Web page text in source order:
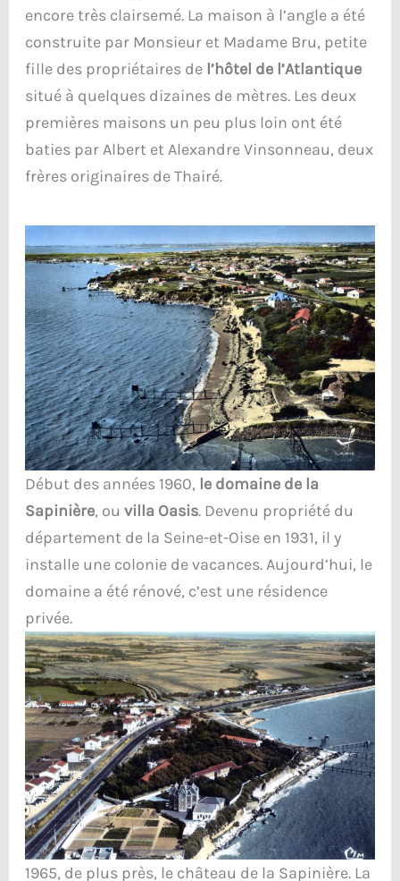
encore très clairsemé. La maison à l’angle a été
construite par Monsieur et Madame Bru, petite
fille des propriétaires de l’hôtel de l’Atlantique
situé à quelques dizaines de mètres. Les deux
premières maisons un peu plus loin ont été
baties par Albert et Alexandre Vinsonneau, deux
frères originaires de Thairé.
Début des années 1960, le domaine de la
Sapinière, ou villa Oasis. Devenu propriété du
département de la Seine-et-Oise en 1931, il y
installe une colonie de vacances. Aujourd’hui, le
domaine a été rénové, c’est une résidence
privée.
1965, de plus près, le château de la Sapinière. La